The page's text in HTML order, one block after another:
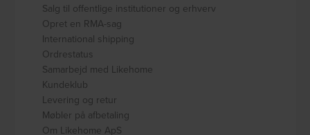
Salg til offentlige institutioner og erhverv
Opret en RMA-sag
International shipping
Ordrestatus
Samarbejd med Likehome
Kundeklub
Levering og retur
Møbler på afbetaling
Om Likehome ApS